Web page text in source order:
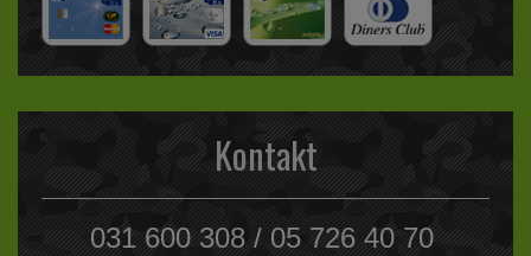
Kontakt
031 600 308 / 05 726 40 70